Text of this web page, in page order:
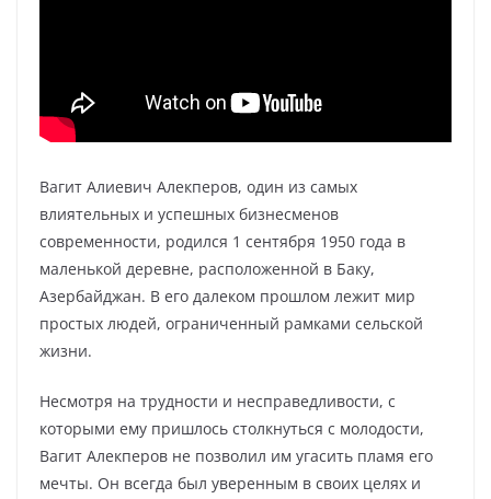
Вагит Алиевич Алекперов, один из самых
влиятельных и успешных бизнесменов
современности, родился 1 сентября 1950 года в
маленькой деревне, расположенной в Баку,
Азербайджан. В его далеком прошлом лежит мир
простых людей, ограниченный рамками сельской
жизни.
Несмотря на трудности и несправедливости, с
которыми ему пришлось столкнуться с молодости,
Вагит Алекперов не позволил им угасить пламя его
мечты. Он всегда был уверенным в своих целях и